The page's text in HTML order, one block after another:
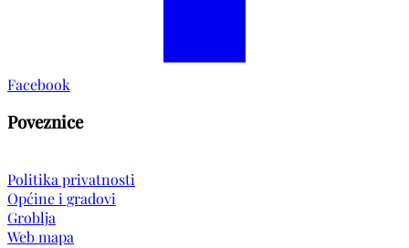
Facebook
Poveznice
Politika privatnosti
Općine i gradovi
Groblja
Web mapa